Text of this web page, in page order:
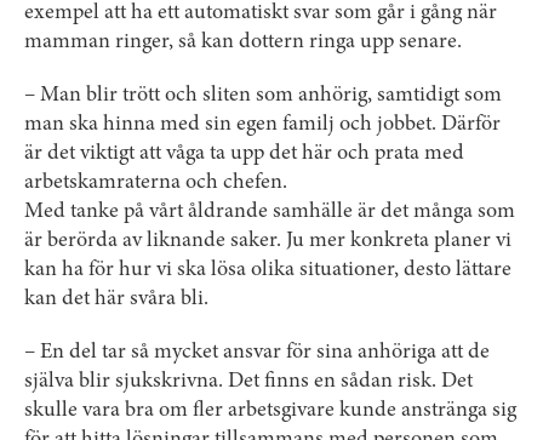
exempel att ha ett automatiskt svar som går i gång när
mamman ringer, så kan dottern ringa upp senare.
– Man blir trött och sliten som anhörig, samtidigt som
man ska hinna med sin egen familj och jobbet. Därför
är det viktigt att våga ta upp det här och prata med
arbetskamraterna och chefen.
Med tanke på vårt åldrande samhälle är det många som
är berörda av liknande saker. Ju mer konkreta planer vi
kan ha för hur vi ska lösa olika situationer, desto lättare
kan det här svåra bli.
– En del tar så mycket ansvar för sina anhöriga att de
själva blir sjukskrivna. Det finns en sådan risk. Det
skulle vara bra om fler arbetsgivare kunde anstränga sig